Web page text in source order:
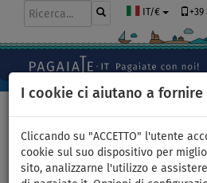
I cookie ci aiutano a
Cliccando su "ACCETTO" l'utente
cookie sul suo dispositivo per
sito, analizzarne l'utilizzo e
IT/€ +39
Gommone